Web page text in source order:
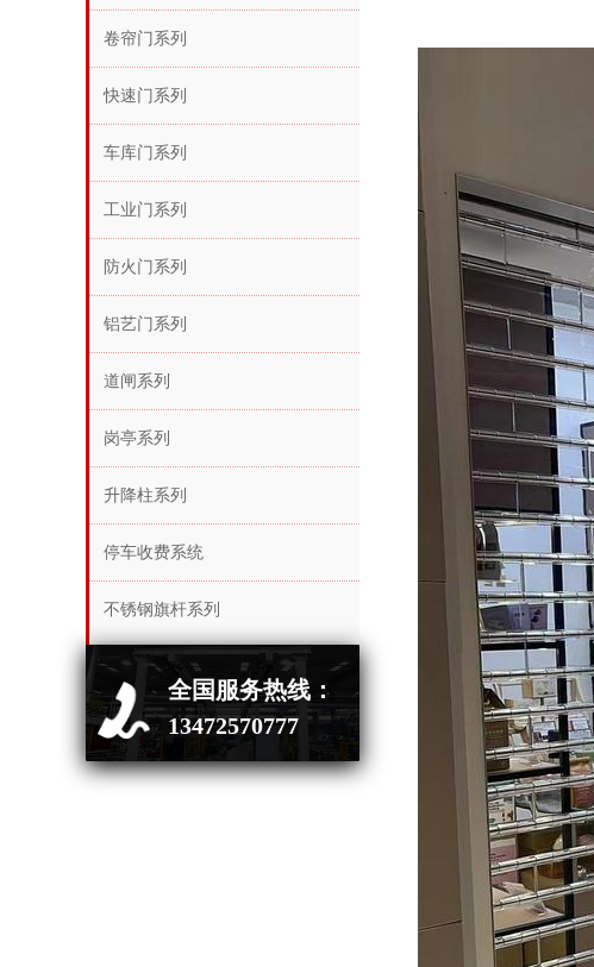
卷帘门系列
快速门系列
车库门系列
工业门系列
防火门系列
铝艺门系列
道闸系列
岗亭系列
升降柱系列
停车收费系统
不锈钢旗杆系列
全国服务热线：
13472570777